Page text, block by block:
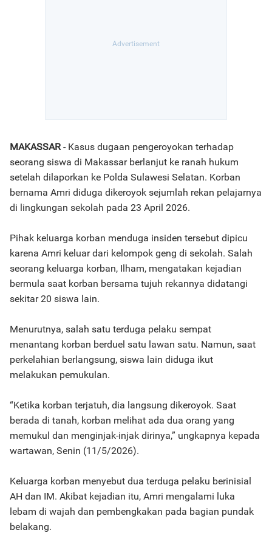
MAKASSAR- Kasus dugaan pengeroyokan terhadap
seorang siswa di Makassar berlanjut ke ranah hukum
setelah dilaporkan ke Polda Sulawesi Selatan. Korban
bernama Amri diduga dikeroyok sejumlah rekan pelajarnya
di lingkungan sekolah pada 23 April 2026.
Pihak keluarga korban menduga insiden tersebut dipicu
karena Amri keluar dari kelompok geng di sekolah. Salah
seorang keluarga korban, Ilham, mengatakan kejadian
bermula saat korban bersama tujuh rekannya didatangi
sekitar 20 siswa lain.
Menurutnya, salah satu terduga pelaku sempat
menantang korban berduel satu lawan satu. Namun, saat
perkelahian berlangsung, siswa lain diduga ikut
melakukan pemukulan.
“Ketika korban terjatuh, dia langsung dikeroyok. Saat
berada di tanah, korban melihat ada dua orang yang
memukul dan menginjak-injak dirinya,” ungkapnya kepada
wartawan, Senin (11/5/2026).
Keluarga korban menyebut dua terduga pelaku berinisial
AH dan IM. Akibat kejadian itu, Amri mengalami luka
lebam di wajah dan pembengkakan pada bagian pundak
belakang.